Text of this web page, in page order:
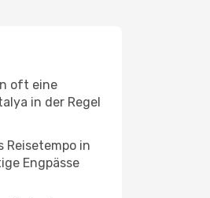
oft eine
in der Regel
Reisetempo in
Engpässe